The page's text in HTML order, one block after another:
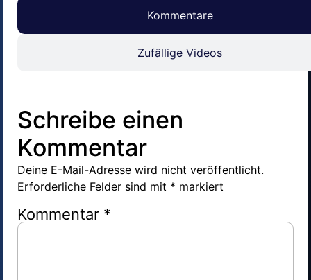
Kommentare
Zufällige Videos
Schreibe einen
Kommentar
Deine E-Mail-Adresse wird nicht veröffentlicht.
Erforderliche Felder sind mit * markiert
Kommentar *